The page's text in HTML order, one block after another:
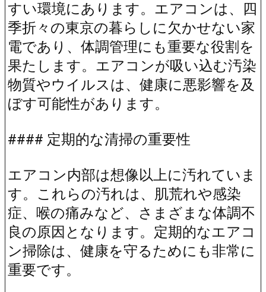
すい環境にあります。エアコンは、四
季折々の東京の暮らしに欠かせない家
電であり、体調管理にも重要な役割を
果たします。エアコンが吸い込む汚染
物質やウイルスは、健康に悪影響を及
ぼす可能性があります。
#### 定期的な清掃の重要性
エアコン内部は想像以上に汚れていま
す。これらの汚れは、肌荒れや感染
症、喉の痛みなど、さまざまな体調不
良の原因となります。定期的なエアコ
ン掃除は、健康を守るためにも非常に
重要です。